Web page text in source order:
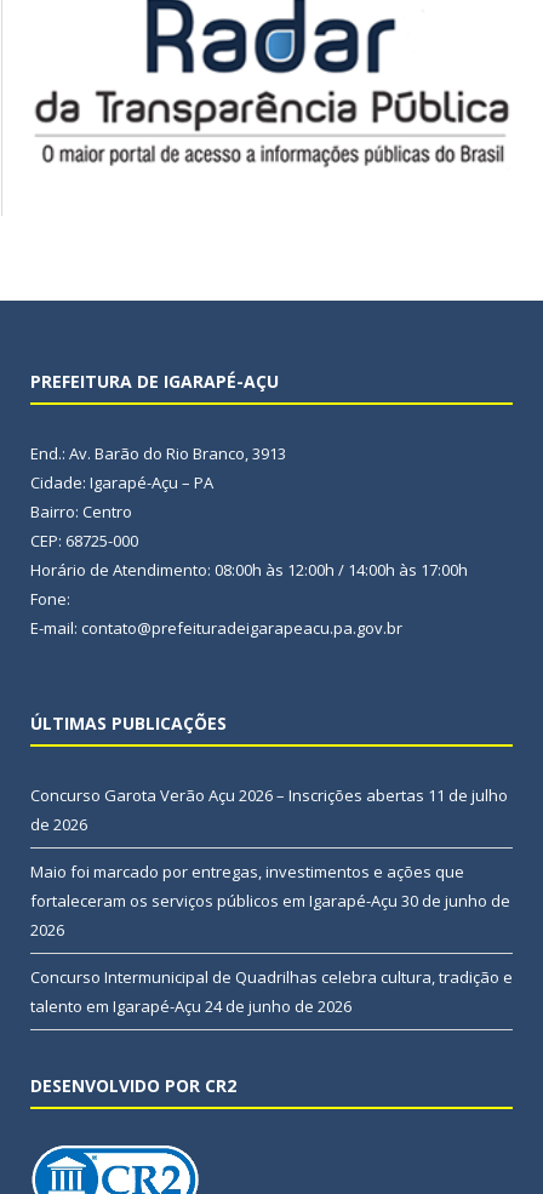
PREFEITURA DE IGARAPÉ-AÇU
End.: Av. Barão do Rio Branco, 3913
Cidade: Igarapé-Açu – PA
Bairro: Centro
CEP: 68725-000
Horário de Atendimento: 08:00h às 12:00h / 14:00h às 17:00h
Fone:
E-mail: contato@prefeituradeigarapeacu.pa.gov.br
ÚLTIMAS PUBLICAÇÕES
Concurso Garota Verão Açu 2026 – Inscrições abertas 11 de julho
de 2026
Maio foi marcado por entregas, investimentos e ações que
fortaleceram os serviços públicos em Igarapé-Açu 30 de junho de
2026
Concurso Intermunicipal de Quadrilhas celebra cultura, tradição e
talento em Igarapé-Açu 24 de junho de 2026
DESENVOLVIDO POR CR2